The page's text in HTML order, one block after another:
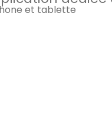
et tablette